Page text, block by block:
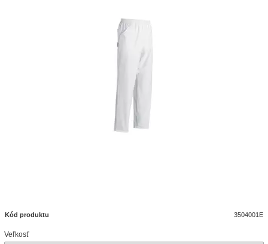
Kód produktu 3504001E
Veľkosť